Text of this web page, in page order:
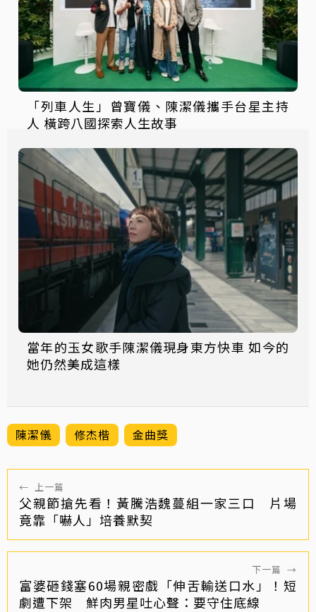
「列車人生」曾寶儀、陳潔儀攜手台星主持
人 橫跨八國探索人生故事
當年的玉女歌手陳潔儀現身東方快車 如今的
她仍然美成這樣
陳潔儀 修杰楷 金曲獎
← 上一篇
父親節搶先看！黃騰浩魏蔓組一家三口 片場
竟靠「嚇人」培養默契
下一篇 →
富婆砸錢塞60場親密戲「伸舌輸送口水」！短
劇遭下架 鮮肉男星吐心聲：要守住底線